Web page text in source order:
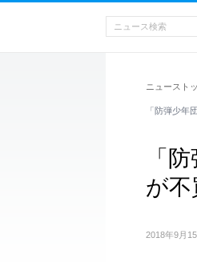
ニュースト
「防弾少
「
が
2018年9月